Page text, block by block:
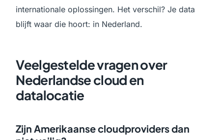
internationale oplossingen. Het verschil? Je data
blijft waar die hoort: in Nederland.
Veelgestelde vragen over
Nederlandse cloud en
datalocatie
Zijn Amerikaanse cloudproviders dan